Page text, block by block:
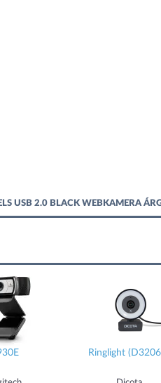
USB 2.0 BLACK WEBKAMERA
Ringlight